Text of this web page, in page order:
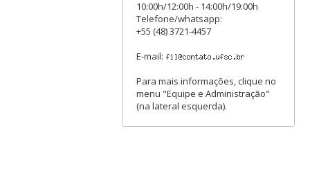
10:00h/12:00h - 14:00h/19:00h
Telefone/whatsapp:
+55 (48) 3721-4457
E-mail:
Para mais informações, clique no
menu "Equipe e Administração"
(na lateral esquerda).